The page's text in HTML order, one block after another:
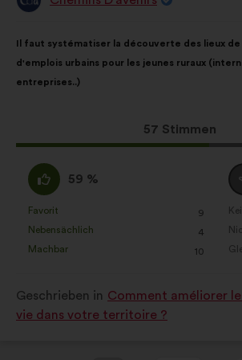
Vorschlag
des
Vorschlags:
Il faut systématiser la découverte des lieux
d'emplois urbains pour les jeunes ruraux
entreprises..)
Dieser
Vorschlag
57 Stimmen
folgender
Aufteilung:
Ich
stimme
zu
:
59 %
in:
Favorit
: 9
mal
Nebensächlich
: 4
mal
Machbar
: 10
mal
:
in:
:
:
:
Geschrieben in Comment améliorer
vie dans votre territoire ?